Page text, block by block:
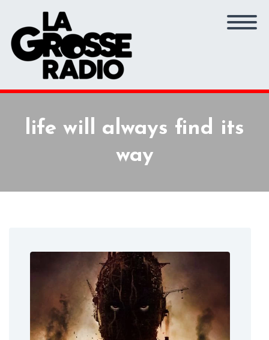
life will always find its
way